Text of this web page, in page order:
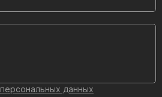
персональных данных